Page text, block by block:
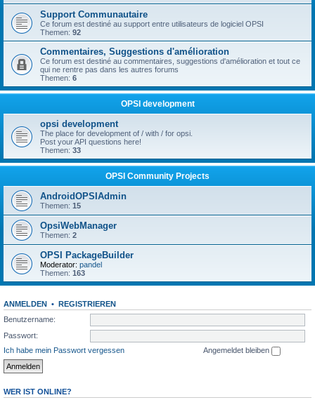
Support Communautaire
Ce forum est destiné au support entre utilisateurs de logiciel OPSI
Themen: 92
Commentaires, Suggestions d'amélioration
Ce forum est destiné au commentaires, suggestions d'amélioration et tout ce
qui ne rentre pas dans les autres forums
Themen: 6
OPSI development
opsi development
The place for development of / with / for opsi.
Post your API questions here!
Themen: 33
OPSI Community Projects
AndroidOPSIAdmin
Themen: 15
OpsiWebManager
Themen: 2
OPSI PackageBuilder
Moderator: pandel
Themen: 163
ANMELDEN • REGISTRIEREN
Benutzername:
Passwort:
Ich habe mein Passwort vergessen
Angemeldet bleiben
WER IST ONLINE?